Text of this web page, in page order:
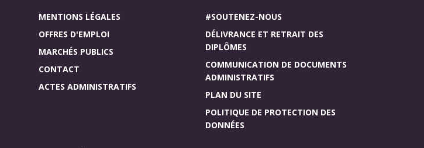
MENTIONS LÉGALES
OFFRES D'EMPLOI
MARCHÉS PUBLICS
CONTACT
ACTES ADMINISTRATIFS
#SOUTENEZ-NOUS
DÉLIVRANCE ET RETRAIT DES
DIPLÔMES
COMMUNICATION DE DOCUMENTS
ADMINISTRATIFS
PLAN DU SITE
POLITIQUE DE PROTECTION DES
DONNÉES